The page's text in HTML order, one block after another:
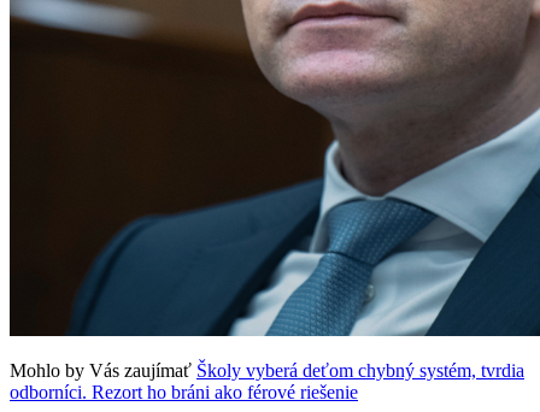
Mohlo by Vás zaujímať Školy vyberá deťom chybný systém, tvrdia
odborníci. Rezort ho bráni ako férové riešenie